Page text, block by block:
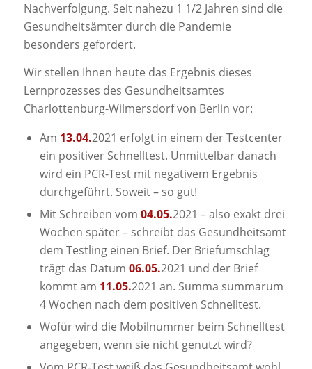
Nachverfolgung. Seit nahezu 1 1/2 Jahren sind die
Gesundheitsämter durch die Pandemie
besonders gefordert.
Wir stellen Ihnen heute das Ergebnis dieses
Lernprozesses des Gesundheitsamtes
Charlottenburg-Wilmersdorf von Berlin vor:
Am 13.04.2021 erfolgt in einem der Testcenter
ein positiver Schnelltest. Unmittelbar danach
wird ein PCR-Test mit negativem Ergebnis
durchgeführt. Soweit – so gut!
Mit Schreiben vom 04.05.2021 – also exakt drei
Wochen später – schreibt das Gesundheitsamt
dem Testling einen Brief. Der Briefumschlag
trägt das Datum 06.05.2021 und der Brief
kommt am 11.05.2021 an. Summa summarum
4 Wochen nach dem positiven Schnelltest.
Wofür wird die Mobilnummer beim Schnelltest
angegeben, wenn sie nicht genutzt wird?